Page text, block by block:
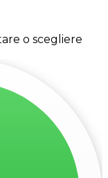
o scegliere